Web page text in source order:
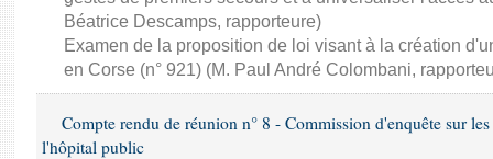
Béatrice Descamps, rapporteure)
Examen de la proposition de loi visant à la création
en Corse (n° 921) (M. Paul André Colombani,
Compte rendu de réunion n° 8 - Commission d'enquête sur
l'hôpital public